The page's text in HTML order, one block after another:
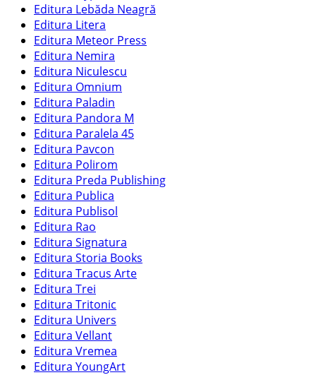
Editura Lebăda Neagră
Editura Litera
Editura Meteor Press
Editura Nemira
Editura Niculescu
Editura Omnium
Editura Paladin
Editura Pandora M
Editura Paralela 45
Editura Pavcon
Editura Polirom
Editura Preda Publishing
Editura Publica
Editura Publisol
Editura Rao
Editura Signatura
Editura Storia Books
Editura Tracus Arte
Editura Trei
Editura Tritonic
Editura Univers
Editura Vellant
Editura Vremea
Editura YoungArt